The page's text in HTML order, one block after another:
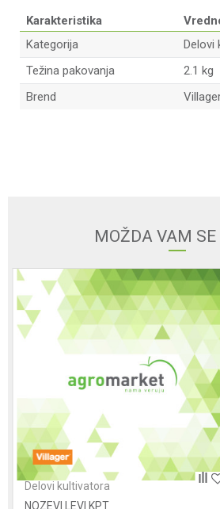
Karakteristika
Kategorija
Delovi
Težina pakovanja
2.1 kg
Brend
Poruka
POŠALJI
MOŽDA VAM SE
Delovi kultivatora
NOZEVI LEVI KPT